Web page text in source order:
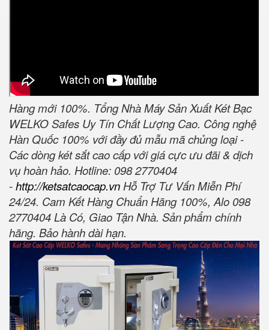
Hàng mới 100%. Tổng Nhà Máy Sản Xuất Két Bạc
WELKO Safes Uy Tín Chất Lượng Cao. Công nghệ
Hàn Quốc 100% với đầy đủ mẫu mã chủng loại -
Các dòng két sắt cao cấp với giá cực ưu đãi & dịch
vụ hoàn hảo. Hotline: 098 2770404
-http://ketsatcaocap.vn Hỗ Trợ Tư Vấn Miễn Phí
24/24. Cam Kết Hàng Chuẩn Hãng 100%, Alo 098
2770404 Là Có, Giao Tận Nhà. Sản phẩm chính
hãng. Bảo hành dài hạn.